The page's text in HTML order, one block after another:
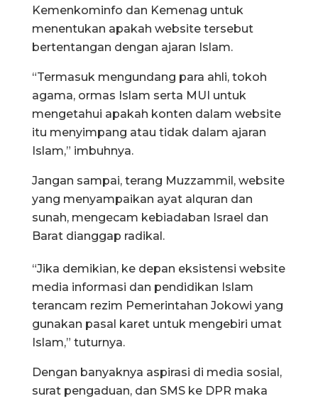
Kemenkominfo dan Kemenag untuk
menentukan apakah website tersebut
bertentangan dengan ajaran Islam.
“Termasuk mengundang para ahli, tokoh
agama, ormas Islam serta MUI untuk
mengetahui apakah konten dalam website
itu menyimpang atau tidak dalam ajaran
Islam,” imbuhnya.
Jangan sampai, terang Muzzammil, website
yang menyampaikan ayat alquran dan
sunah, mengecam kebiadaban Israel dan
Barat dianggap radikal.
“Jika demikian, ke depan eksistensi website
media informasi dan pendidikan Islam
terancam rezim Pemerintahan Jokowi yang
gunakan pasal karet untuk mengebiri umat
Islam,” tuturnya.
Dengan banyaknya aspirasi di media sosial,
surat pengaduan, dan SMS ke DPR maka